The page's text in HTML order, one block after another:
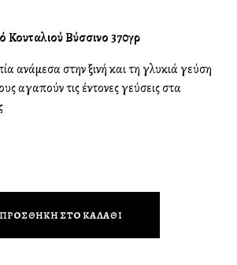
Βύσσινο 370γρ
ανάμεσα στην ξινή και τη γλυκιά γεύση
αγαπούν τις έντονες γεύσεις στα
ΠΡΟΣΘΉΚΗ ΣΤΟ ΚΑΛΆΘΙ